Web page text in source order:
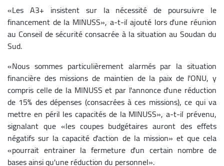
«Les A3+ insistent sur la nécessité de poursuivre le
financement de la MINUSS», a-t-il ajouté lors d'une réunion
au Conseil de sécurité consacrée à la situation au Soudan du
Sud.
«Nous sommes particulièrement alarmés par la situation
financière des missions de maintien de la paix de l'ONU, y
compris celle de la MINUSS et par l'annonce d'une réduction
de 15% des dépenses (consacrées à ces missions), ce qui va
mettre en péril les capacités de la MINUSS», a-t-il prévenu,
signalant que «les coupes budgétaires auront des effets
négatifs sur la capacité d'action de la mission» et que cela
«pourrait entrainer la fermeture d'un certain nombre de
bases ainsi qu'une réduction du personnel».